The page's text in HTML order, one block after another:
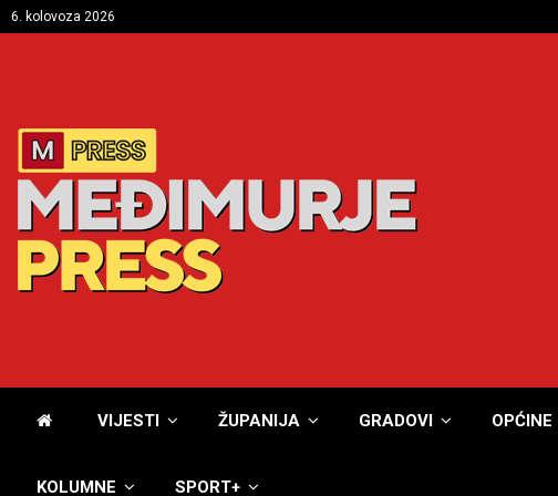
6. kolovoza 2026
VIJESTI ŽUPANIJA GRADOVI OPĆINE
KOLUMNE SPORT+